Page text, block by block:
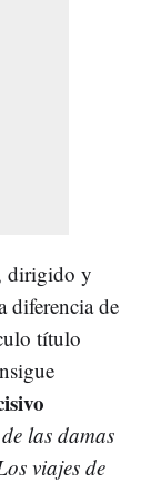
dirigido y
diferencia de
título
las damas
viajes de